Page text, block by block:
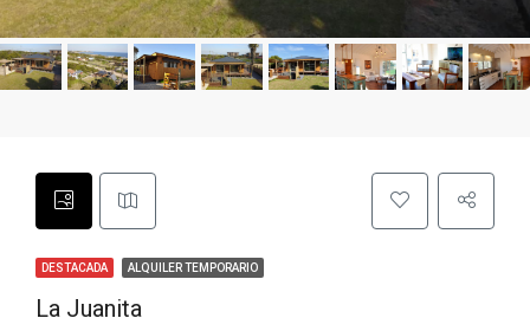
DESTACADA ALQUILER TEMPORARIO
La Juanita